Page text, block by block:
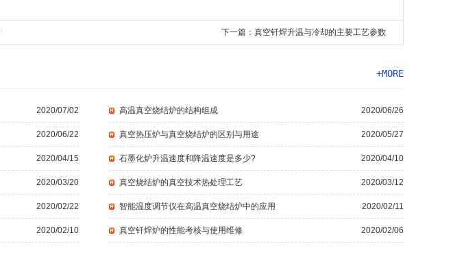
下一篇：真空钎焊升温与冷却的主要工艺参数
+MORE
2020/07/02 高温真空烧结炉的结构组成 2020/06/26
2020/06/22 真空热压炉与真空烧结炉的区别与用途 2020/05/27
2020/04/15 石墨化炉升温速度和降温速度是多少? 2020/04/10
2020/03/20 真空烧结炉的真空技术热处理工艺 2020/03/12
2020/02/22 智能温度调节仪在高温真空烧结炉中的应用 2020/02/11
2020/02/10 真空钎焊炉的性能考核与使用维修 2020/02/06